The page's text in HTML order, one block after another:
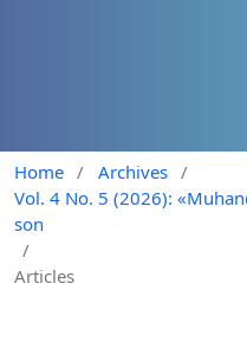
Home / Archives /
Vol. 4 No. 5 (2026):
son
/
Articles